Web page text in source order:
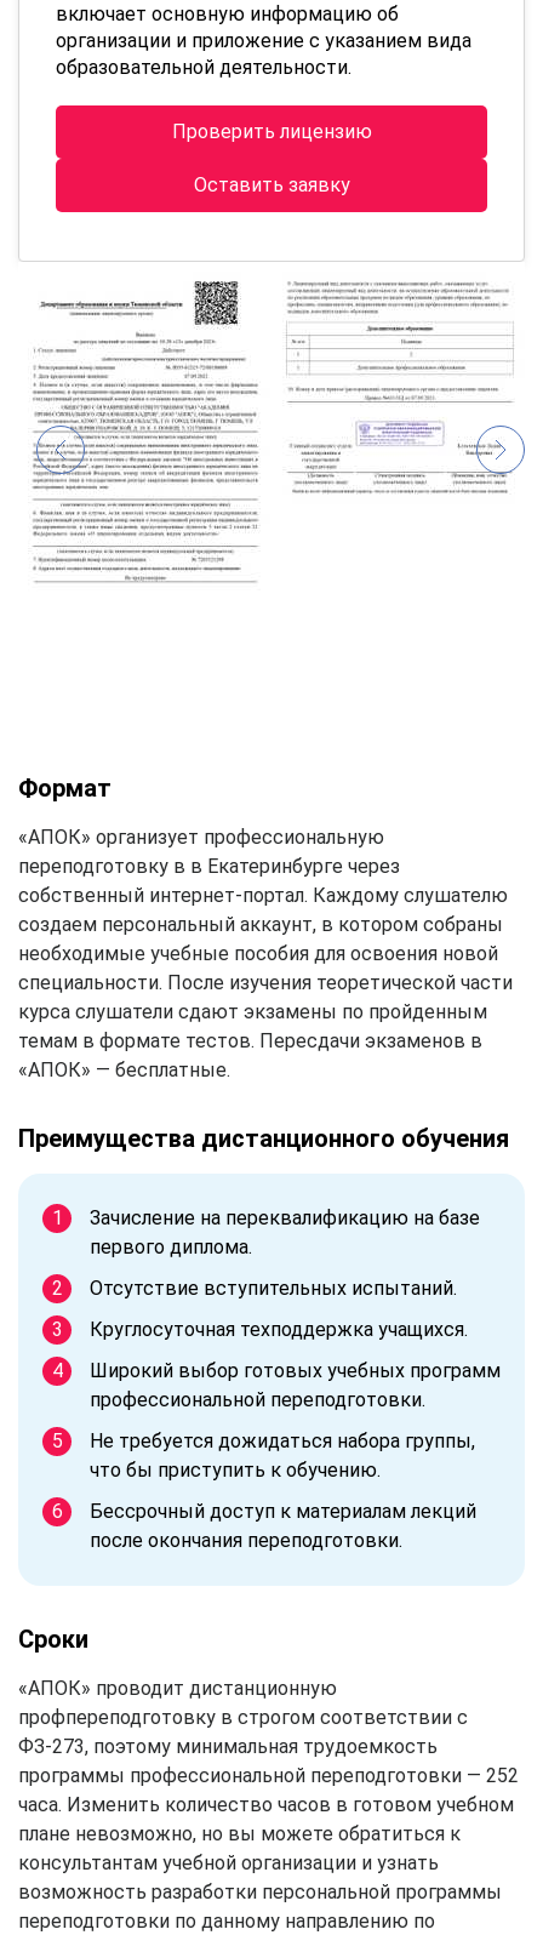
включает основную информацию об
организации и приложение с указанием вида
образовательной деятельности.
Проверить лицензию
Оставить заявку
Формат
«АПОК» организует профессиональную
переподготовку в в Екатеринбурге через
собственный интернет-портал. Каждому слушателю
создаем персональный аккаунт, в котором собраны
необходимые учебные пособия для освоения новой
специальности. После изучения теоретической части
курса слушатели сдают экзамены по пройденным
темам в формате тестов. Пересдачи экзаменов в
«АПОК» — бесплатные.
Преимущества дистанционного обучения
Зачисление на переквалификацию на базе
первого диплома.
Отсутствие вступительных испытаний.
Круглосуточная техподдержка учащихся.
Широкий выбор готовых учебных программ
профессиональной переподготовки.
Не требуется дожидаться набора группы,
что бы приступить к обучению.
Бессрочный доступ к материалам лекций
после окончания переподготовки.
Сроки
«АПОК» проводит дистанционную
профпереподготовку в строгом соответствии с
ФЗ-273, поэтому минимальная трудоемкость
программы профессиональной переподготовки — 252
часа. Изменить количество часов в готовом учебном
плане невозможно, но вы можете обратиться к
консультантам учебной организации и узнать
возможность разработки персональной программы
переподготовки по данному направлению по